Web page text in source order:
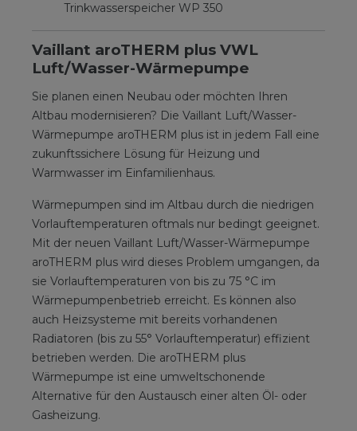
Trinkwasserspeicher WP 350
Vaillant aroTHERM plus VWL
Luft/Wasser-Wärmepumpe
Sie planen einen Neubau oder möchten Ihren
Altbau modernisieren? Die Vaillant Luft/Wasser-
Wärmepumpe aroTHERM plus ist in jedem Fall eine
zukunftssichere Lösung für Heizung und
Warmwasser im Einfamilienhaus.
Wärmepumpen sind im Altbau durch die niedrigen
Vorlauftemperaturen oftmals nur bedingt geeignet.
Mit der neuen Vaillant Luft/Wasser-Wärmepumpe
aroTHERM plus wird dieses Problem umgangen, da
sie Vorlauftemperaturen von bis zu 75 °C im
Wärmepumpenbetrieb erreicht. Es können also
auch Heizsysteme mit bereits vorhandenen
Radiatoren (bis zu 55° Vorlauftemperatur) effizient
betrieben werden. Die aroTHERM plus
Wärmepumpe ist eine umweltschonende
Alternative für den Austausch einer alten Öl- oder
Gasheizung.